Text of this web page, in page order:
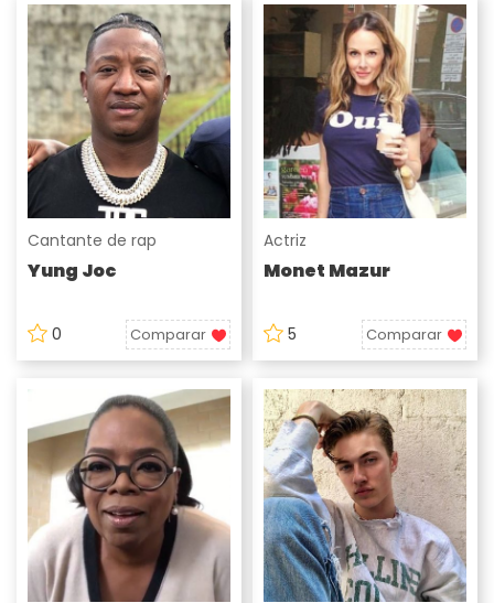
Cantante de rap
Yung Joc
0 Comparar
Actriz
Monet Mazur
5 Comparar